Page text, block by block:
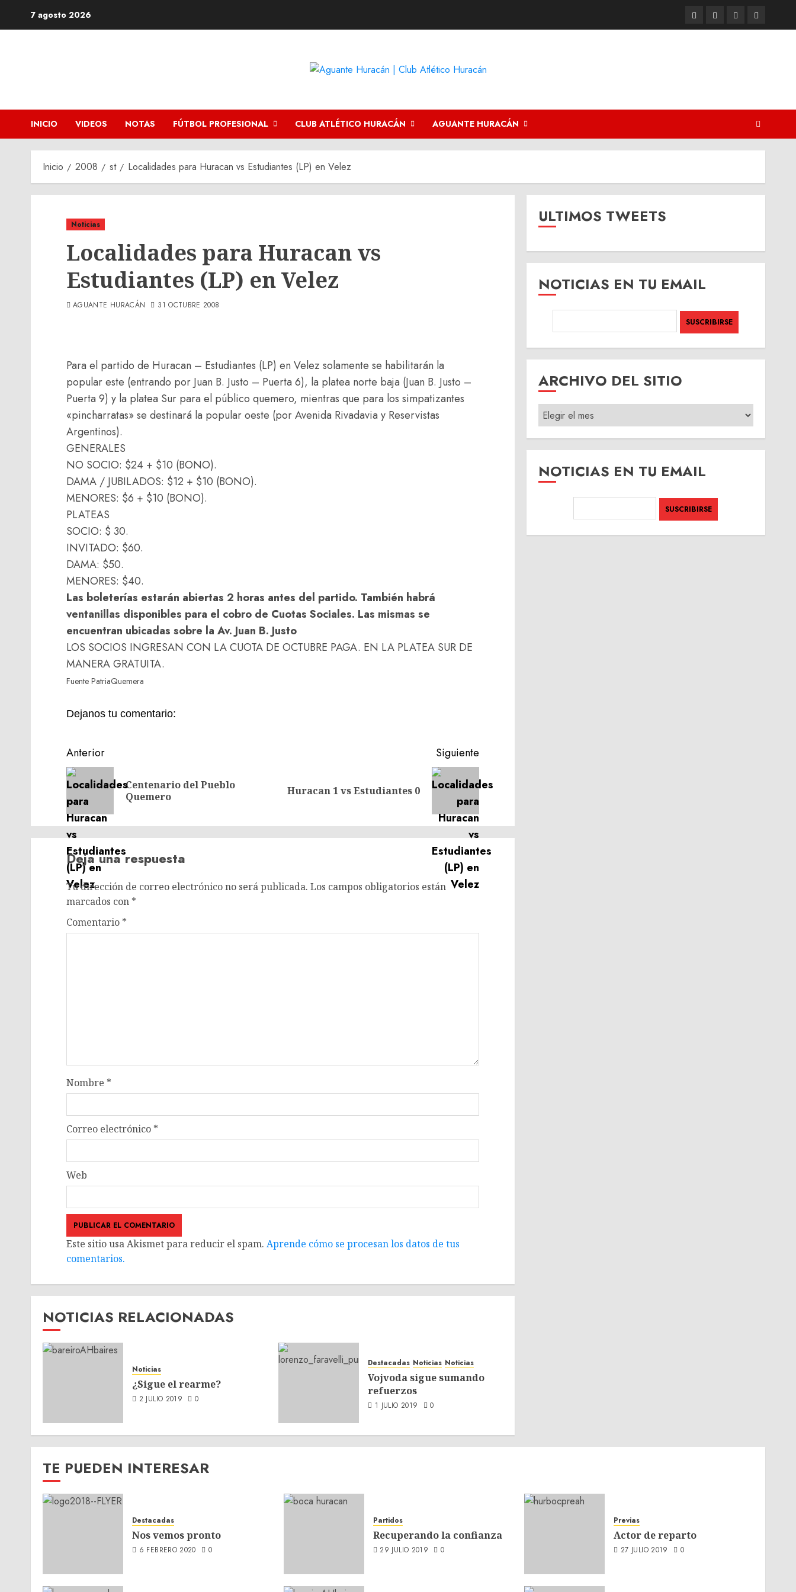
7 agosto 2026 TwitterYoutubeFacebookInstagram
INICIO VIDEOS NOTAS FÚTBOL PROFESIONAL CLUB ATLÉTICO HURACÁN AGUANTE HURACÁN
Inicio 2008 st Localidades para Huracan vs Estudiantes (LP) en Velez
Noticias
Localidades para Huracan vs
Estudiantes (LP) en Velez
AGUANTE HURACÁN 31 OCTUBRE 2008
Para el partido de Huracan – Estudiantes (LP) en Velez solamente se habilitarán la
popular este (entrando por Juan B. Justo – Puerta 6), la platea norte baja (Juan B. Justo –
Puerta 9) y la platea Sur para el público quemero, mientras que para los simpatizantes
«pincharratas» se destinará la popular oeste (por Avenida Rivadavia y Reservistas
Argentinos).
GENERALES
NO SOCIO: $24 + $10 (BONO).
DAMA / JUBILADOS: $12 + $10 (BONO).
MENORES: $6 + $10 (BONO).
PLATEAS
SOCIO: $ 30.
INVITADO: $60.
DAMA: $50.
MENORES: $40.
Las boleterías estarán abiertas 2 horas antes del partido. También habrá
ventanillas disponibles para el cobro de Cuotas Sociales. Las mismas se
encuentran ubicadas sobre la Av. Juan B. Justo
LOS SOCIOS INGRESAN CON LA CUOTA DE OCTUBRE PAGA. EN LA PLATEA SUR DE
MANERA GRATUITA.
Fuente PatriaQuemera
Dejanos tu comentario:
Navegación
de
entradas
Anterior
Entrada
Centenario del Pueblo
Quemero
Siguiente
Siguiente
Huracan 1 vs Estudiantes 0
Deja una respuesta
Tu dirección de correo electrónico no será publicada. Los campos obligatorios están
marcados con *
Comentario *
Nombre *
Correo electrónico *
Web
Este sitio usa Akismet para reducir el spam. Aprende cómo se procesan los datos de tus
comentarios.
NOTICIAS RELACIONADAS
Noticias
¿Sigue el rearme?
2 JULIO 2019 0
Destacadas Noticias Noticias
Vojvoda sigue sumando
refuerzos
1 JULIO 2019 0
ULTIMOS TWEETS
NOTICIAS EN TU EMAIL
ARCHIVO DEL SITIO
ARCHIVO
DEL
SITIO
NOTICIAS EN TU EMAIL
TE PUEDEN INTERESAR
Destacadas
Nos vemos pronto
6 FEBRERO 2020 0
Partidos
Recuperando la confianza
29 JULIO 2019 0
Previas
Actor de reparto
27 JULIO 2019 0